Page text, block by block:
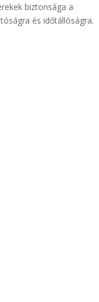
biztonsága a
és időtállóságra.